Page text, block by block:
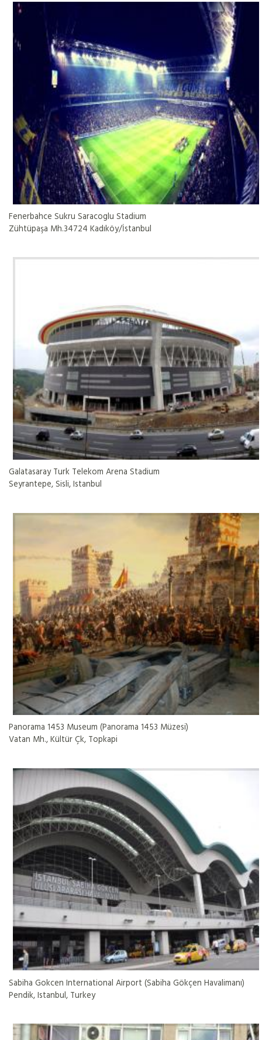
Fenerbahce Sukru Saracoglu Stadium
Zühtüpaşa Mh.34724 Kadıköy/İstanbul
Galatasaray Turk Telekom Arena Stadium
Seyrantepe, Sisli, Istanbul
Panorama 1453 Museum (Panorama 1453 Müzesi)
Vatan Mh., Kültür Çk, Topkapi
Sabiha Gokcen International Airport (Sabiha Gökçen Havalimanı)
Pendik, Istanbul, Turkey